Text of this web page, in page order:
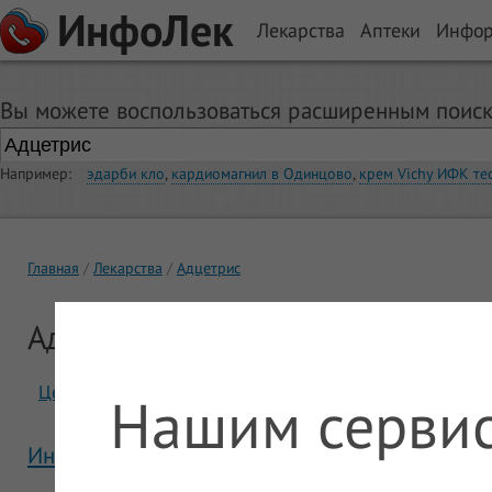
ИнфоЛек Лекарства Аптеки
Вы можете воспользоваться расширенным
Например: эдарби кло, кардиомагнил в Одинцово, крем Vichy ИФК
Главная Лекарства Адцетрис
Адцетрис
Цены
Инструкция Адцетрис
Нашим